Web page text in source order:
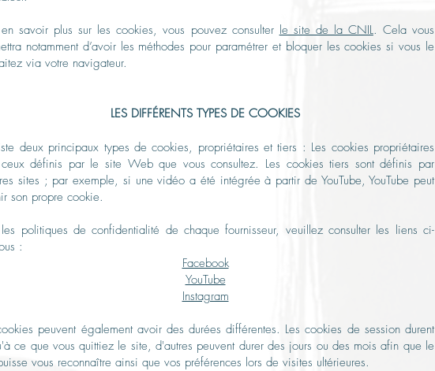
en savoir plus sur les cookies, vous pouvez consulter le site de la CNIL. Cela vous
notamment d’avoir les méthodes pour paramétrer et bloquer les cookies si vous le
via votre navigateur.
LES DIFFÉRENTS TYPES DE COOKIES
deux principaux types de cookies, propriétaires et tiers : Les cookies propriétaires
définis par le site Web que vous consultez. Les cookies tiers sont définis par
sites ; par exemple, si une vidéo a été intégrée à partir de YouTube, YouTube peut
son propre cookie.
les politiques de confidentialité de chaque fournisseur, veuillez consulter les liens ci-
:
Facebook
YouTube
Instagram
peuvent également avoir des durées différentes. Les cookies de session durent
ce que vous quittiez le site, d'autres peuvent durer des jours ou des mois afin que le
vous reconnaître ainsi que vos préférences lors de visites ultérieures.